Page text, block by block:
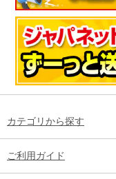
カテゴリから探す
ご利用ガイド